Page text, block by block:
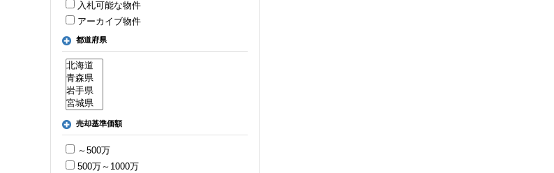
入札可能な物件
アーカイブ物件
都道府県
売却基準価額
～500万
500万～1000万